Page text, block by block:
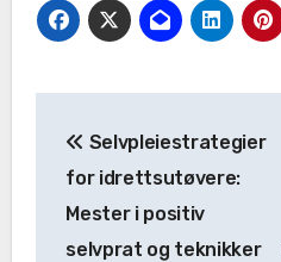
navigation
Selvpleiestrategier
for idrettsutøvere:
Mester i positiv
selvprat og teknikker